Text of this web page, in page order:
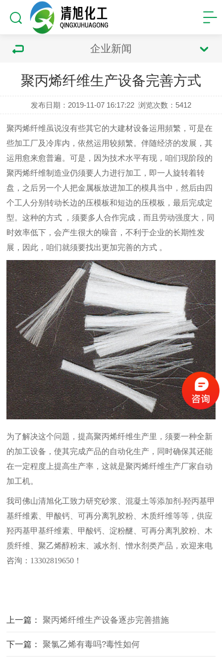
企业新闻
聚丙烯纤维生产设备完善方式
发布日期：2019-11-07 16:17:22 浏览次数： 5412
聚丙烯纤维虽说沒有些其它的大建材设备运用頻繁，可是在
些加工厂及冷库内，依然运用较頻繁。伴随经济的发展，其
运用愈来愈普遍。可是，因为技术水平有现，咱们现阶段的
聚丙烯纤维制造业仍须要人力进行加工，即一人旋转着转
盘，之后另一个人把金属板放进加工的模具当中，然后由四
个工人分别转动长边的压模板和短边的压模板，最后完成定
型。这种的方式
，须要多人合作完成，而且劳动强度大，同
时效率低下，会产生很大的噪音，不利于企业的长期性发
展，因此，咱们就须要找出更加完善的方式 。
为了解决这个问題，提高聚丙烯纤维生产里，须要一种全新
的加工设备，使其完成产品的自动化生产，同时确保其还能
在一定程度上提高生产率，这就是聚丙烯纤维生产厂家自动
加工机。
我司佛山清旭化工致力研究砂浆、混凝土等添加剂-羟丙基甲
基纤维素、甲酸钙、可再分离乳胶粉、木质纤维等等，供应
羟丙基甲基纤维素、甲酸钙、淀粉醚、可再分离乳胶粉、木
质纤维、聚乙烯醇粉末、减水剂、憎水剂类产品，欢迎来电
咨洵：13302819650！
上一篇：聚丙烯纤维生产设备逐步完善措施
下一篇：聚氯乙烯有毒吗?毒性如何